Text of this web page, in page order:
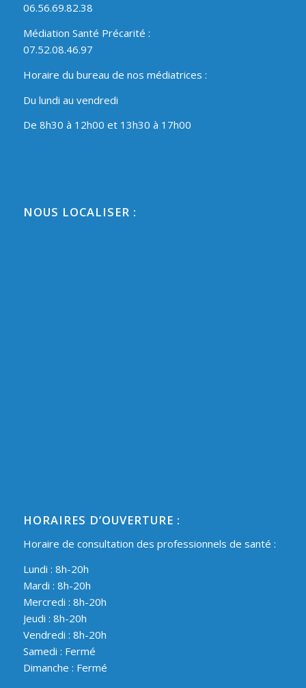
06.56.69.82.38
Médiation Santé Précarité :
07.52.08.46.97
Horaire du bureau de nos médiatrices :
Du lundi au vendredi
De 8h30 à 12h00 et 13h30 à 17h00
NOUS LOCALISER :
HORAIRES D’OUVERTURE :
Horaire de consultation des professionnels de santé :
Lundi : 8h-20h
Mardi : 8h-20h
Mercredi : 8h-20h
Jeudi : 8h-20h
Vendredi : 8h-20h
Samedi : Fermé
Dimanche : Fermé